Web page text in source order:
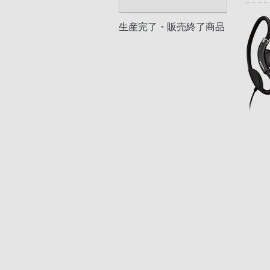
生産完了・販売終了商品